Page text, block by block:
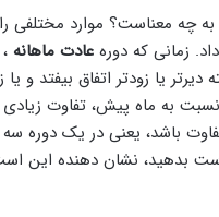
به چه معناست؟ موارد مختلفی
زمانی که دوره عادت ماهانه
یا زودتر اتفاق بیفتد و یا
به ماه پیش، تفاوت زیادی
بدهید، نشان دهنده این